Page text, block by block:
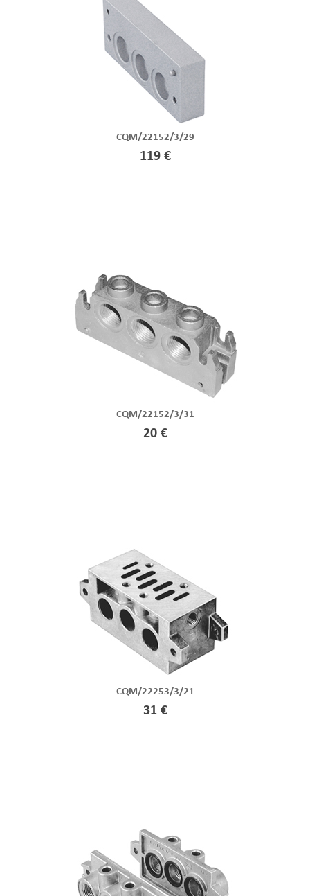
CQM/22152/3/29
119 €
CQM/22152/3/31
20 €
CQM/22253/3/21
31 €